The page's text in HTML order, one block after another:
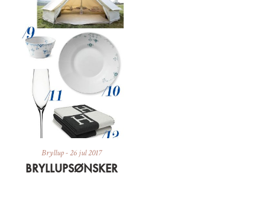
Bryllup-26 jul 2017
BRYLLUPSØNSKER